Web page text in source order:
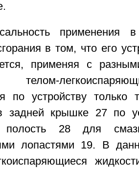
применения
в том, что его
применяя с
телом-
по устройству
задней крышке 27 по
полость 28 для
лопастями 19. В